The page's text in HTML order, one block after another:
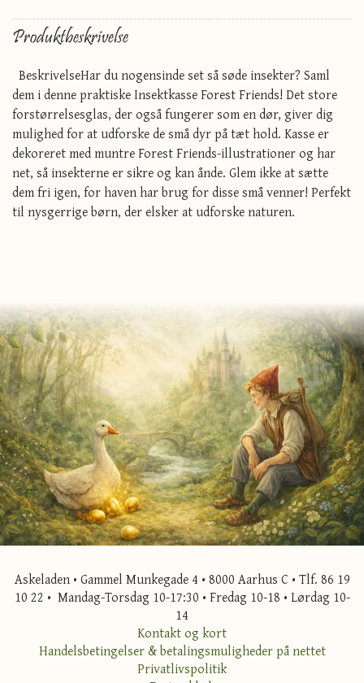
Produktbeskrivelse
BeskrivelseHar du nogensinde set så søde insekter? Saml
dem i denne praktiske Insektkasse Forest Friends! Det store
forstørrelsesglas, der også fungerer som en dør, giver dig
mulighed for at udforske de små dyr på tæt hold. Kasse er
dekoreret med muntre Forest Friends-illustrationer og har
net, så insekterne er sikre og kan ånde. Glem ikke at sætte
dem fri igen, for haven har brug for disse små venner! Perfekt
til nysgerrige børn, der elsker at udforske naturen.
Askeladen • Gammel Munkegade 4 • 8000 Aarhus C • Tlf. 86 19
10 22 • Mandag-Torsdag 10-17:30 • Fredag 10-18 • Lørdag 10-
14
Kontakt og kort
Handelsbetingelser & betalingsmuligheder på nettet
Privatlivspolitik